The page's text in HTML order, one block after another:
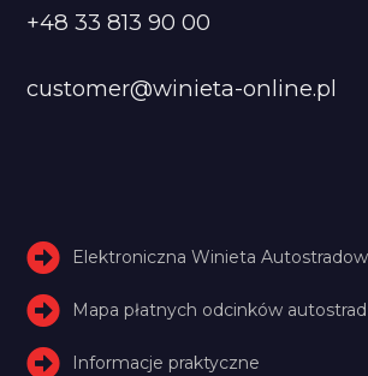
+48 33 813 90 00
customer@winieta-online.pl
Elektroniczna Winieta
Mapa płatnych odcinków autostrad
Informacje praktyczne